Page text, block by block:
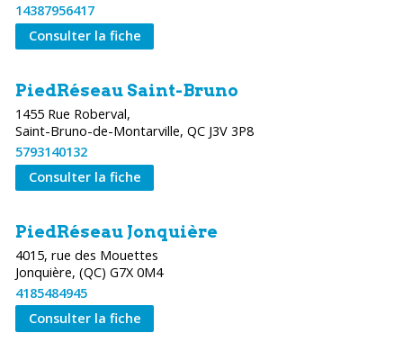
14387956417
Consulter la fiche
PiedRéseau Saint-Bruno
1455 Rue Roberval,
Saint-Bruno-de-Montarville, QC J3V 3P8
5793140132
Consulter la fiche
PiedRéseau Jonquière
4015, rue des Mouettes
Jonquière, (QC) G7X 0M4
4185484945
Consulter la fiche